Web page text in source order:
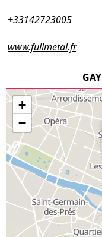
+33142723005
www.fullmetal.fr
+
−